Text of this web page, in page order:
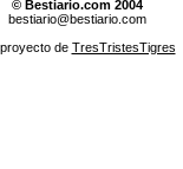
© Bestiario.com 2004
bestiario@bestiario.com
de TresTristesTigres